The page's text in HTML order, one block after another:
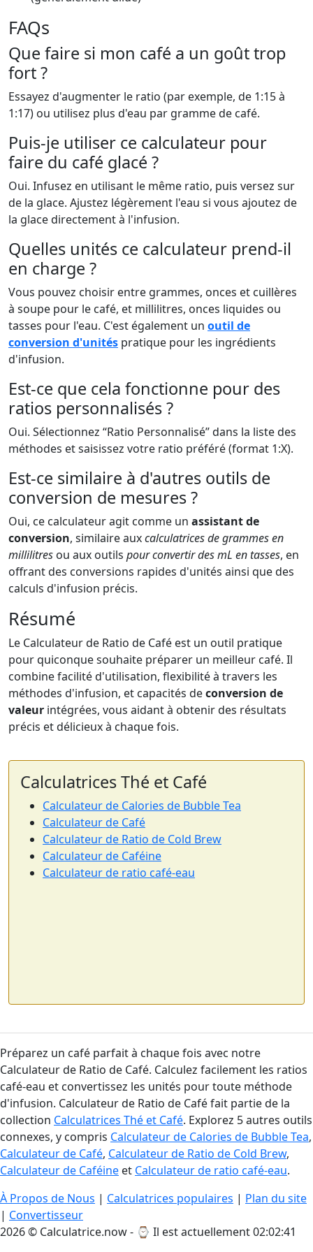
FAQs
Que faire si mon café a un goût trop
fort ?
Essayez d'augmenter le ratio (par exemple, de 1:15 à
1:17) ou utilisez plus d'eau par gramme de café.
Puis-je utiliser ce calculateur pour
faire du café glacé ?
Oui. Infusez en utilisant le même ratio, puis versez sur
de la glace. Ajustez légèrement l'eau si vous ajoutez de
la glace directement à l'infusion.
Quelles unités ce calculateur prend-il
en charge ?
Vous pouvez choisir entre grammes, onces et cuillères
à soupe pour le café, et millilitres, onces liquides ou
tasses pour l'eau. C'est également un outil de
conversion d'unités pratique pour les ingrédients
d'infusion.
Est-ce que cela fonctionne pour des
ratios personnalisés ?
Oui. Sélectionnez “Ratio Personnalisé” dans la liste des
méthodes et saisissez votre ratio préféré (format 1:X).
Est-ce similaire à d'autres outils de
conversion de mesures ?
Oui, ce calculateur agit comme un assistant de
conversion, similaire auxcalculatrices de grammes en
millilitres ou aux outils pour convertir des mL en tasses, en
offrant des conversions rapides d'unités ainsi que des
calculs d'infusion précis.
Résumé
Le Calculateur de Ratio de Café est un outil pratique
pour quiconque souhaite préparer un meilleur café. Il
combine facilité d'utilisation, flexibilité à travers les
méthodes d'infusion, et capacités deconversion de
valeur intégrées, vous aidant à obtenir des résultats
précis et délicieux à chaque fois.
Calculatrices Thé et Café
Calculateur de Calories de Bubble Tea
Calculateur de Café
Calculateur de Ratio de Cold Brew
Calculateur de Caféine
Calculateur de ratio café-eau
Préparez un café parfait à chaque fois avec notre
Calculateur de Ratio de Café. Calculez facilement les ratios
café-eau et convertissez les unités pour toute méthode
d'infusion. Calculateur de Ratio de Café fait partie de la
collection Calculatrices Thé et Café. Explorez 5 autres outils
connexes, y compris Calculateur de Calories de Bubble Tea,
Calculateur de Café, Calculateur de Ratio de Cold Brew,
Calculateur de Caféine et Calculateur de ratio café-eau.
À Propos de Nous | Calculatrices populaires | Plan du site
| Convertisseur
2026 © Calculatrice.now - ⌚ Il est actuellement 02:02:41